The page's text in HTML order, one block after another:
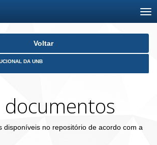
Voltar
DA UNB
documentos
disponíveis no repositório de acordo com a